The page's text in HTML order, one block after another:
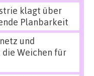
klagt über
Planbarkeit
und
Weichen für